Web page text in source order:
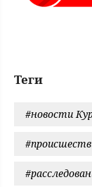
Теги
#новости